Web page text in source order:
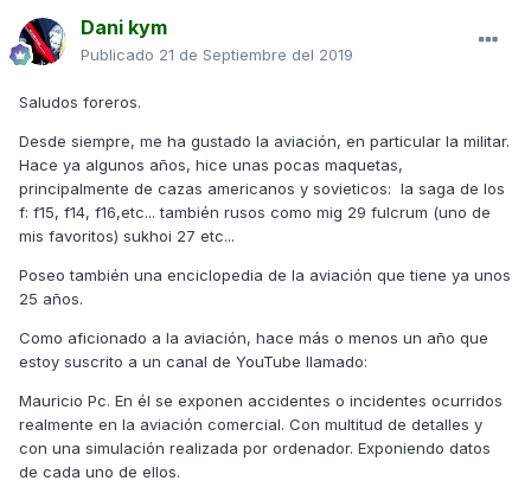
Dani kym
Publicado 21 de Septiembre del 2019
Saludos foreros.
Desde siempre, me ha gustado la aviación, en particular la militar.
Hace ya algunos años, hice unas pocas maquetas,
principalmente de cazas americanos y sovieticos: la saga de los
f: f15, f14, f16,etc... también rusos como mig 29 fulcrum (uno de
mis favoritos) sukhoi 27 etc...
Poseo también una enciclopedia de la aviación que tiene ya unos
25 años.
Como aficionado a la aviación, hace más o menos un año que
estoy suscrito a un canal de YouTube llamado:
Mauricio Pc. En él se exponen accidentes o incidentes ocurridos
realmente en la aviación comercial. Con multitud de detalles y
con una simulación realizada por ordenador. Exponiendo datos
de cada uno de ellos.